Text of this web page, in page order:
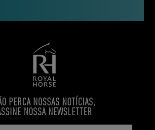
PERCA NOSSAS NOTÍCIAS,
NOSSA NEWSLETTER